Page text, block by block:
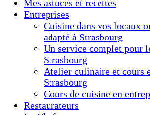
Mes astuces et recettes
Entreprises
Cuisine dans vos locaux
adapté à Strasbourg
Un service complet pour
Strasbourg
Atelier culinaire et cours
Strasbourg
Cours de cuisine en
Restaurateurs